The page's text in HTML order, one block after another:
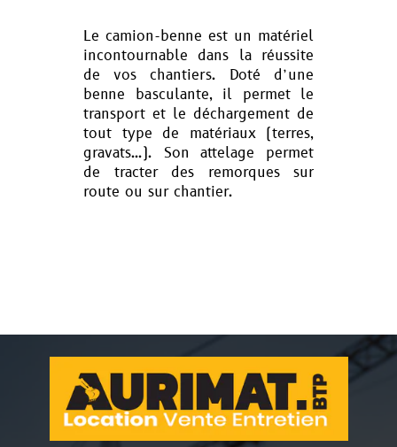
Le camion-benne est un matériel
incontournable dans la réussite
de vos chantiers. Doté d’une
benne basculante, il permet le
transport et le déchargement de
tout type de matériaux (terres,
gravats…). Son attelage permet
de tracter des remorques sur
route ou sur chantier.